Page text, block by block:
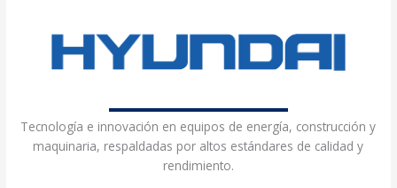
Tecnología e innovación en equipos de energía, construcción y
maquinaria, respaldadas por altos estándares de calidad y
rendimiento.